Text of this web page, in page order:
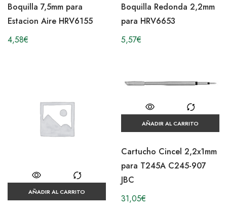
Boquilla 7,5mm para
Estacion Aire HRV6155
4,58€
Boquilla Redonda 2,2mm
para HRV6653
5,57€
AÑADIR AL CARRITO
AÑADIR AL CARRITO
Cartucho Cincel 2,2x1mm
para T245A C245-907
JBC
31,05€